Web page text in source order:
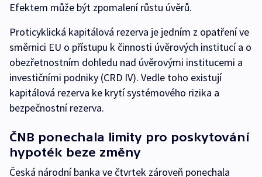
Efektem může být zpomalení růstu úvěrů.
Proticyklická kapitálová rezerva je jedním z opatření ve
směrnici EU o přístupu k činnosti úvěrových institucí a o
obezřetnostním dohledu nad úvěrovými institucemi a
investičními podniky (CRD IV). Vedle toho existují
kapitálová rezerva ke krytí systémového rizika a
bezpečnostní rezerva.
ČNB ponechala limity pro poskytování
hypoték beze změny
Česká národní banka ve čtvrtek zároveň ponechala